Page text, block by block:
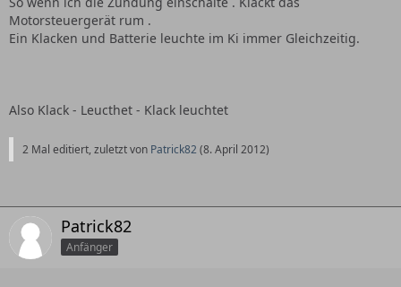
Motorsteuergerät rum .
Ein Klacken und Batterie leuchte im Ki immer Gleichzeitig.
Also Klack - Leucthet - Klack leuchtet
2 Mal editiert, zuletzt von Patrick82(8. April 2012)
Patrick82
Anfänger